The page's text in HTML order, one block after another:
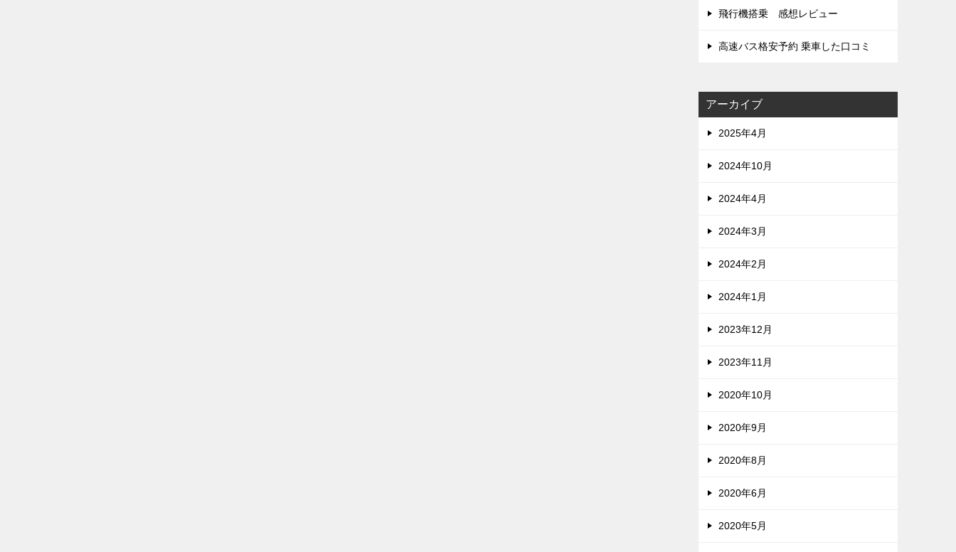
飛行機搭乗 感想レビュー
高速バス格安予約 乗車した口コミ
アーカイブ
2025年4月
2024年10月
2024年4月
2024年3月
2024年2月
2024年1月
2023年12月
2023年11月
2020年10月
2020年9月
2020年8月
2020年6月
2020年5月